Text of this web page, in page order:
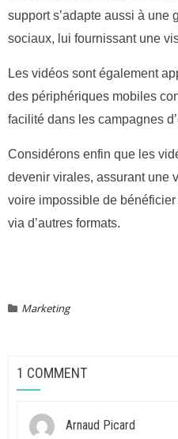
support s’adapte aussi à une
sociaux, lui fournissant une
Les vidéos sont également
des périphériques mobiles
facilité dans les campagnes
Considérons enfin que les
devenir virales, assurant une
voire impossible de
via d’autres formats.
Marketing
1 COMMENT
Arnaud Picard